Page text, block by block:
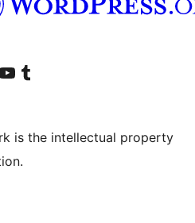
d'Instagram
de LinkedIn
de TikTok
Visiteu el nostre canal al YouTube
Visiteu el nostre compte de Tumblr
is the intellectual property